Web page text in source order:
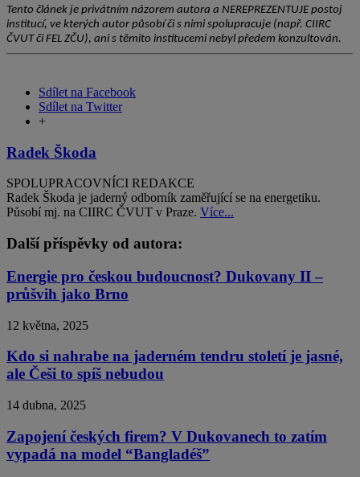
Tento článek je privátním názorem autora a NEREPREZENTUJE postoj
institucí, ve kterých autor působí či s nimi spolupracuje (např. CIIRC
ČVUT či FEL ZČU), ani s těmito institucemi nebyl předem konzultován.
Sdílet na Facebook
Sdílet na Twitter
+
Radek Škoda
SPOLUPRACOVNÍCI REDAKCE
Radek Škoda je jaderný odborník zaměřující se na energetiku.
Působí mj. na CIIRC ČVUT v Praze. Více...
Další příspěvky od autora:
Energie pro českou budoucnost? Dukovany II –
průšvih jako Brno
12 května, 2025
Kdo si nahrabe na jaderném tendru století je jasné,
ale Češi to spíš nebudou
14 dubna, 2025
Zapojení českých firem? V Dukovanech to zatím
vypadá na model “Bangladéš”